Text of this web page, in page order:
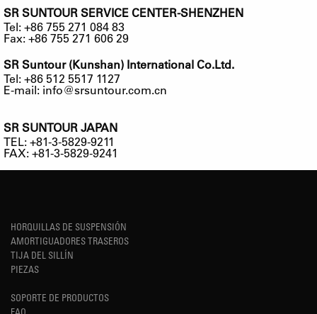
SR SUNTOUR SERVICE CENTER-SHENZHEN
Tel: +86 755 271 084 83
Fax: +86 755 271 606 29
SR Suntour (Kunshan) International Co.Ltd.
Tel: +86 512 5517 1127
E-mail: info@srsuntour.com.cn
SR SUNTOUR JAPAN
TEL: +81-3-5829-9211
FAX: +81-3-5829-9241
HORQUILLAS DE SUSPENSIÓN
AMORTIGUADORES TRASEROS
TIJA DEL SILLÍN
PIEZAS
SOPORTE DE PRODUCTOS
FAQ